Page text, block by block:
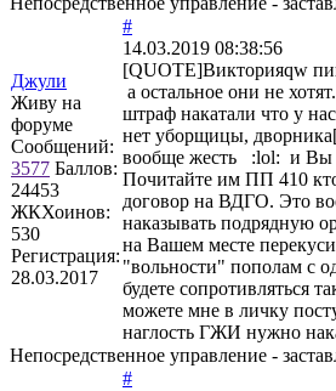
Джули
Живу на
форуме
Сообщений:
3577 Баллов:
24453
ЖКХоинов:
530
Регистрация:
28.03.2017
#
14.03.2019 08:38:56
[QUOTE]Викторияqw
а остальное они не
штраф накатали что у
нет уборщицы,
вообще жесть :lol: и Вы
Почитайте им ПП 410
договор на ВДГО. Это
наказывать подрядную
на Вашем месте
"вольности" пополам с
будете сопротивляться
можете мне в личку
наглость ГЖИ нужно
Непосредственное управление -
#